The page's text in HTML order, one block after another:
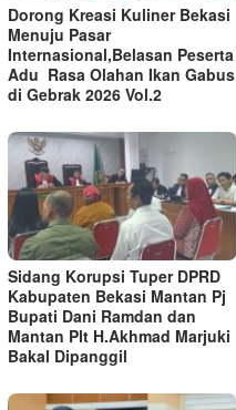
Dorong Kreasi Kuliner Bekasi
Menuju Pasar
Internasional,Belasan Peserta
Adu Rasa Olahan Ikan Gabus
di Gebrak 2026 Vol.2
Sidang Korupsi Tuper DPRD
Kabupaten Bekasi Mantan Pj
Bupati Dani Ramdan dan
Mantan Plt H.Akhmad Marjuki
Bakal Dipanggil